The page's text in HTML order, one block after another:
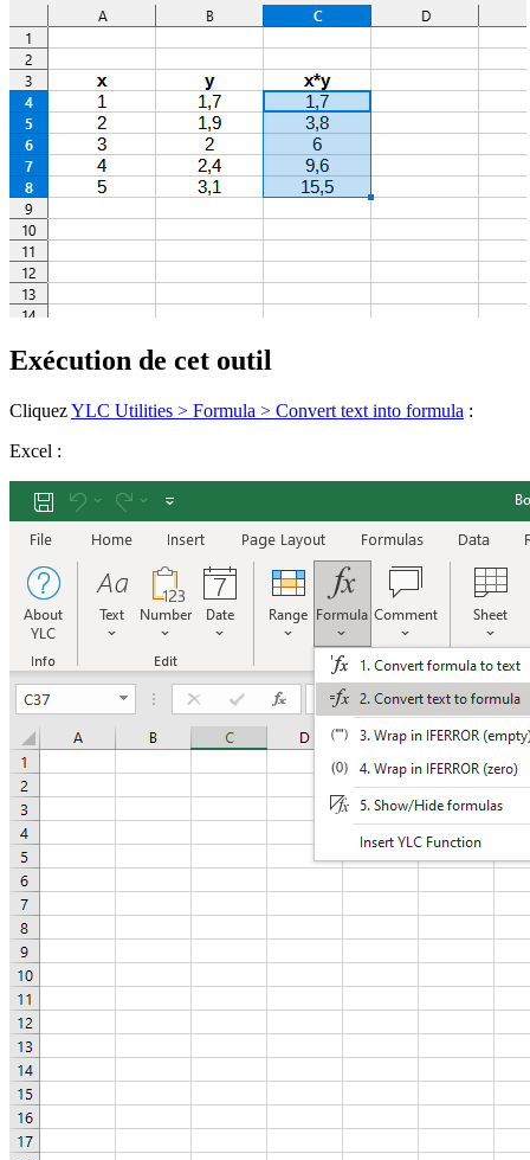
Exécution de cet outil
CliquezYLC Utilities > Formula > Convert text into formula :
Excel :